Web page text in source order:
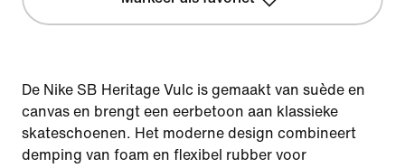
De Nike SB Heritage Vulc is gemaakt van suède en
canvas en brengt een eerbetoon aan klassieke
skateschoenen. Het moderne design combineert
demping van foam en flexibel rubber voor